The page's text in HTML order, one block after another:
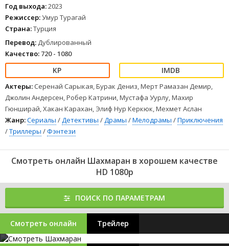
Год выхода:2023
Режиссер:Умур Турагай
Страна:Турция
Перевод: Дублированный
Качество: 720 - 1080
Актеры: Серенай Сарыкая, Бурак Дениз, Мерт Рамазан Демир,
Джолин Андерсен, Робер Катрини, Мустафа Уурлу, Махир
Гюнширай, Хакан Карахан, Элиф Нур Керкюк, Мехмет Аслан
Жанр:Сериалы /Детективы /Драмы /Мелодрамы /Приключения
/Триллеры /Фэнтези
Смотреть онлайн Шахмаран в хорошем качестве
HD 1080p
ПОИСК ПО ПАРАМЕТРАМ
Смотреть онлайн Трейлер